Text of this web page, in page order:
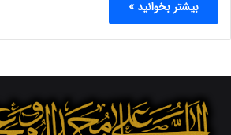
بیشتر بخوانید »